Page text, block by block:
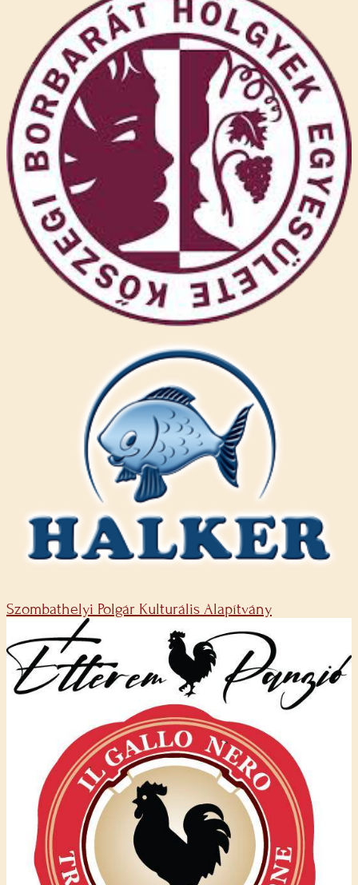
Szombathelyi Polgár Kulturális Alapítvány